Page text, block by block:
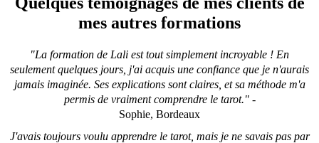
mes autres formations
"La formation de Lali est tout simplement incroyable ! En
seulement quelques jours, j'ai acquis une confiance que je n'aurais
jamais imaginée. Ses explications sont claires, et sa méthode m'a
permis de vraiment comprendre le tarot."-
Sophie, Bordeaux
J'avais toujours voulu apprendre le tarot, mais je ne savais pas par